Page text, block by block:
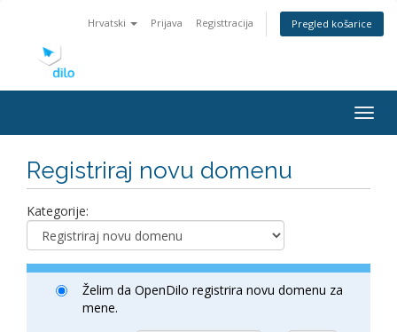
Hrvatski Prijava Registtracija Pregled košarice
Registriraj novu domenu
Kategorije:
Želim da OpenDilo registrira novu domenu za
mene.